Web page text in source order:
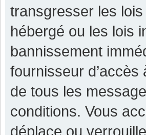
transgresser les
hébergé ou les lois
bannissement
fournisseur
de tous les
conditions. Vous
déplace ou